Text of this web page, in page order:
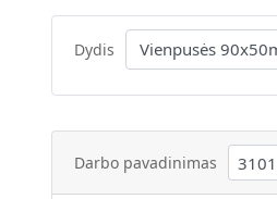
Dydis
Darbo pavadinimas